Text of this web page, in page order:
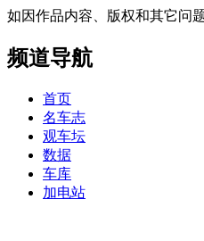
如因作品内容、版权和其它问
频道导航
首页
名车志
观车坛
数据
车库
加电站